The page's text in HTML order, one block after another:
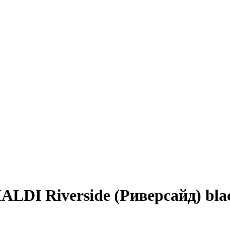
Riverside (Риверсайд)